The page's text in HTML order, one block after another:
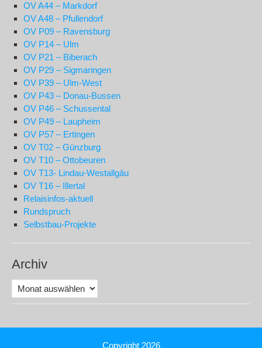
OV A44 – Markdorf
OV A48 – Pfullendorf
OV P09 – Ravensburg
OV P14 – Ulm
OV P21 – Biberach
OV P29 – Sigmaringen
OV P39 – Ulm-West
OV P43 – Donau-Bussen
OV P46 – Schussental
OV P49 – Laupheim
OV P57 – Ertingen
OV T02 – Günzburg
OV T10 – Ottobeuren
OV T13- Lindau-Westallgäu
OV T16 – Illertal
Relaisinfos-aktuell
Rundspruch
Selbstbau-Projekte
Archiv
Archiv
Copyright 2026